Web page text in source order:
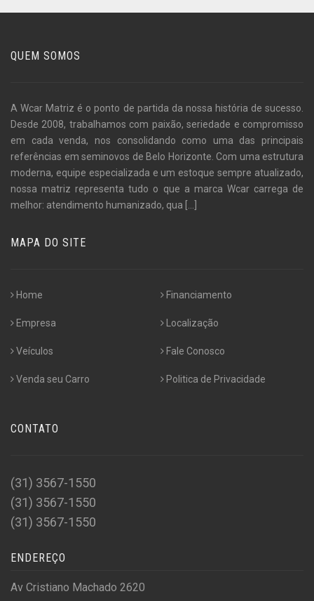
QUEM SOMOS
A Wcar Matriz é o ponto de partida da nossa história de sucesso.
Desde 2008, trabalhamos com paixão, seriedade e compromisso
em cada venda, nos consolidando como uma das principais
referências em seminovos de Belo Horizonte. Com uma estrutura
moderna, equipe especializada e um estoque sempre atualizado,
nossa matriz representa tudo o que a marca Wcar carrega de
melhor: atendimento humanizado, qua [...]
MAPA DO SITE
Home
Empresa
Veículos
Venda seu Carro
Financiamento
Localização
Fale Conosco
Politica de Privacidade
CONTATO
(31) 3567-1550
(31) 3567-1550
(31) 3567-1550
ENDEREÇO
Av Cristiano Machado 2620